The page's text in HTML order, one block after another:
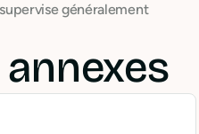
généralement